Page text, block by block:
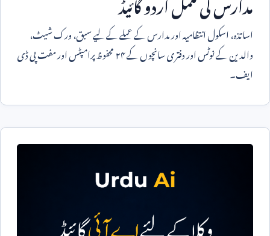
اساتذہ، اسکول انتظامیہ اور مدارس کے عملے کے لیے سبق، ورک شیٹ،
والدین کے نوٹس اور دفتری سانچوں کے ۲۴ محفوظ پرامپٹس اور مفت پی ڈی
ایف۔